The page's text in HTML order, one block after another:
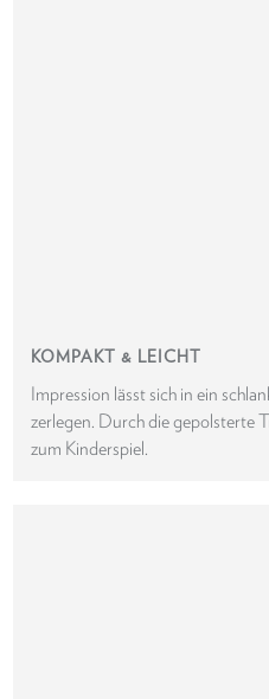
KOMPAKT & LEICHT
Impression lässt sich in ein
zerlegen. Durch die gepolsterte
zum Kinderspiel.